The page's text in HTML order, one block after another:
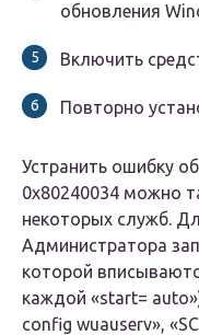
обновления
Включить
Повторно
Устранить ошибку
0x80240034 можно
некоторых служб.
Администратора
которой
каждой «start=
config wuauserv»,